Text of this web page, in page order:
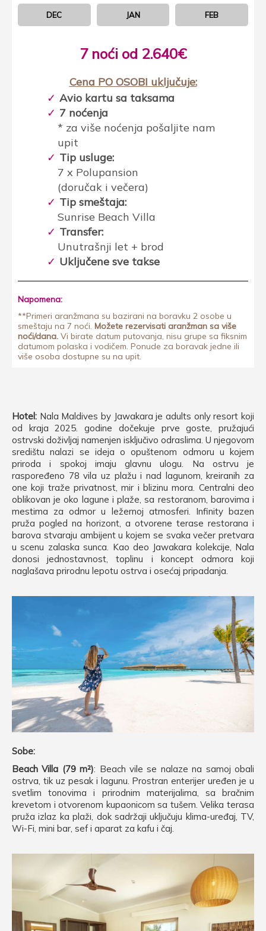
DEC JAN FEB
7 noći od 2.640€
Cena PO OSOBI uključuje:
Avio kartu sa taksama
7 noćenja
* za više noćenja pošaljite nam
upit
Tip usluge:
7 x Polupansion
(doručak i večera)
Tip smeštaja:
Sunrise Beach Villa
Transfer:
Unutrašnji let + brod
Uključene sve takse
Napomena:
**Primeri aranžmana su bazirani na boravku 2 osobe u
smeštaju na 7 noći. Možete rezervisati aranžman sa više
noći/dana. Vi birate datum putovanja, nisu grupe sa fiksnim
datumom polaska i vodičem. Ponude za boravak jedne ili
više osoba dostupne su na upit.
Hotel: Nala Maldives by Jawakara je adults only resort koji
od kraja 2025. godine dočekuje prve goste, pružajući
ostrvski doživljaj namenjen isključivo odraslima. U njegovom
središtu nalazi se ideja o opuštenom odmoru u kojem
priroda i spokoj imaju glavnu ulogu. Na ostrvu je
raspoređeno 78 vila uz plažu i nad lagunom, kreiranih za
one koji traže privatnost, mir i blizinu mora. Centralni deo
oblikovan je oko lagune i plaže, sa restoranom, barovima i
mestima za odmor u ležernoj atmosferi. Infinity bazen
pruža pogled na horizont, a otvorene terase restorana i
barova stvaraju ambijent u kojem se svaka večer pretvara
u scenu zalaska sunca. Kao deo Jawakara kolekcije, Nala
donosi jednostavnost, toplinu i koncept odmora koji
naglašava prirodnu lepotu ostrva i osećaj pripadanja.
Sobe:
Beach Villa (79 m²): Beach vile se nalaze na samoj obali
ostrva, tik uz pesak i lagunu. Prostran enterijer uređen je u
svetlim tonovima i prirodnim materijalima, sa bračnim
krevetom i otvorenom kupaonicom sa tušem. Velika terasa
pruža izlaz ka plaži, dok sadržaji uključuju klima-uređaj, TV,
Wi-Fi, mini bar, sef i aparat za kafu i čaj.